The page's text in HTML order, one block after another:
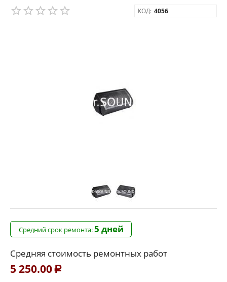
КОД: 4056
Средний срок ремонта:5 дней
Средняя стоимость ремонтных работ
5 250.00 Р